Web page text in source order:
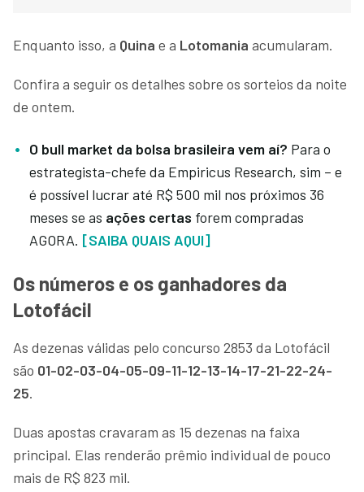
Enquanto isso, a Quina e a Lotomania acumularam.
Confira a seguir os detalhes sobre os sorteios da noite
de ontem.
O bull market da bolsa brasileira vem aí? Para o
estrategista-chefe da Empiricus Research, sim – e
é possível lucrar até R$ 500 mil nos próximos 36
meses se as ações certas forem compradas
AGORA. [SAIBA QUAIS AQUI]
Os números e os ganhadores da
Lotofácil
As dezenas válidas pelo concurso 2853 da Lotofácil
são 01-02-03-04-05-09-11-12-13-14-17-21-22-24-
25.
Duas apostas cravaram as 15 dezenas na faixa
principal. Elas renderão prêmio individual de pouco
mais de R$ 823 mil.